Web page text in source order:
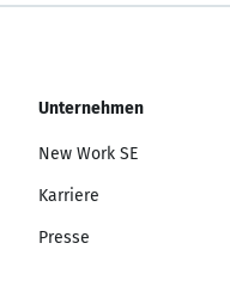
Unternehmen
New Work SE
Karriere
Presse